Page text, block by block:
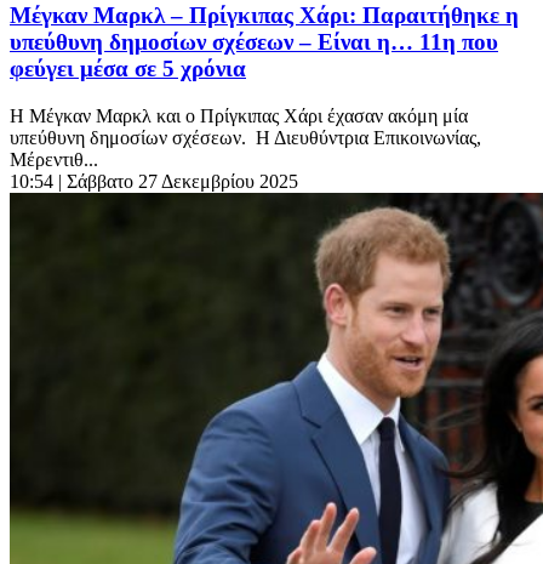
Μέγκαν Μαρκλ – Πρίγκιπας Χάρι: Παραιτήθηκε η
υπεύθυνη δημοσίων σχέσεων – Είναι η… 11η που
φεύγει μέσα σε 5 χρόνια
Η Μέγκαν Μαρκλ και ο Πρίγκιπας Χάρι έχασαν ακόμη μία
υπεύθυνη δημοσίων σχέσεων. Η Διευθύντρια Επικοινωνίας,
Μέρεντιθ...
10:54 | Σάββατο 27 Δεκεμβρίου 2025